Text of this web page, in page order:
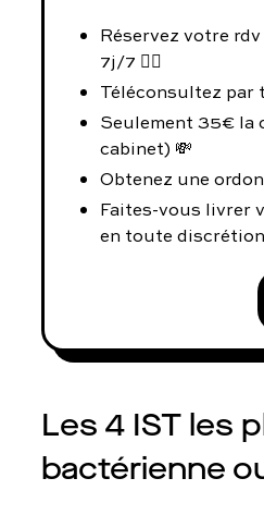
Réservez votre
7j/7 👨‍⚕️
Téléconsultez par
Seulement 35€ la
cabinet) 💸
Obtenez une
Faites-vous livrer
en toute
Les 4 IST les
bactérienne